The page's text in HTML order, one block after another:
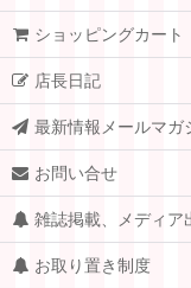
ショッピングカート
店長日記
最新情報メールマガ
お問い合せ
雑誌掲載、メディア
お取り置き制度